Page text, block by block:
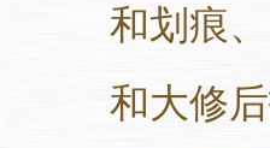
和划痕
和大修